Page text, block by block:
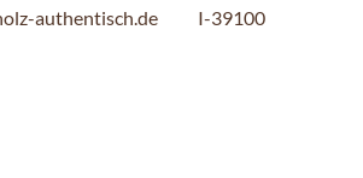
authentisch.de I-39100